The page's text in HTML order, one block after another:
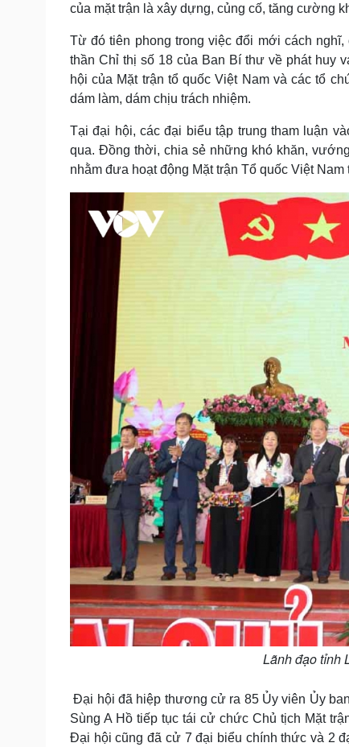
của mặt trận là xây dựng, củng cố, tăng cường
Từ đó tiên phong trong việc đổi mới cách
thần Chỉ thị số 18 của Ban Bí thư về phát huy
hội của Mặt trận tổ quốc Việt Nam và các tổ
dám làm, dám chịu trách nhiệm.
Tại đại hội, các đại biểu tập trung tham luận
qua. Đồng thời, chia sẻ những khó khăn,
nhằm đưa hoạt động Mặt trận Tổ quốc Việt
Lãnh đạo tỉnh
Đại hội đã hiệp thương cử ra 85 Ủy viên Ủy
Sùng A Hồ tiếp tục tái cử chức Chủ tịch Mặt
Đại hội cũng đã cử 7 đại biểu chính thức và 2